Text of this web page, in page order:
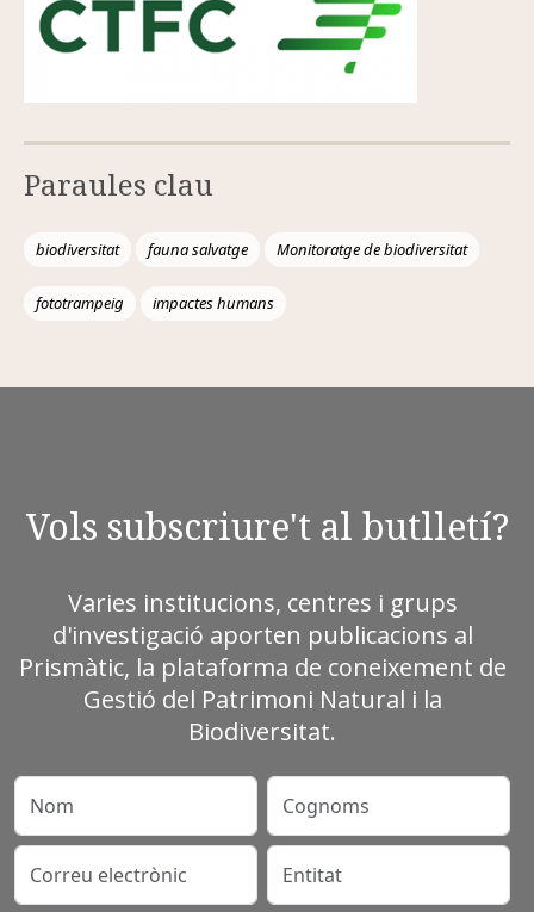
Paraules clau
biodiversitat fauna salvatge Monitoratge de biodiversitat
fototrampeig impactes humans
Vols subscriure't al butlletí?
Varies institucions, centres i grups
d'investigació aporten publicacions al
Prismàtic, la plataforma de coneixement de
Gestió del Patrimoni Natural i la
Biodiversitat.
Nom Cognoms
Correu electrònic Entitat